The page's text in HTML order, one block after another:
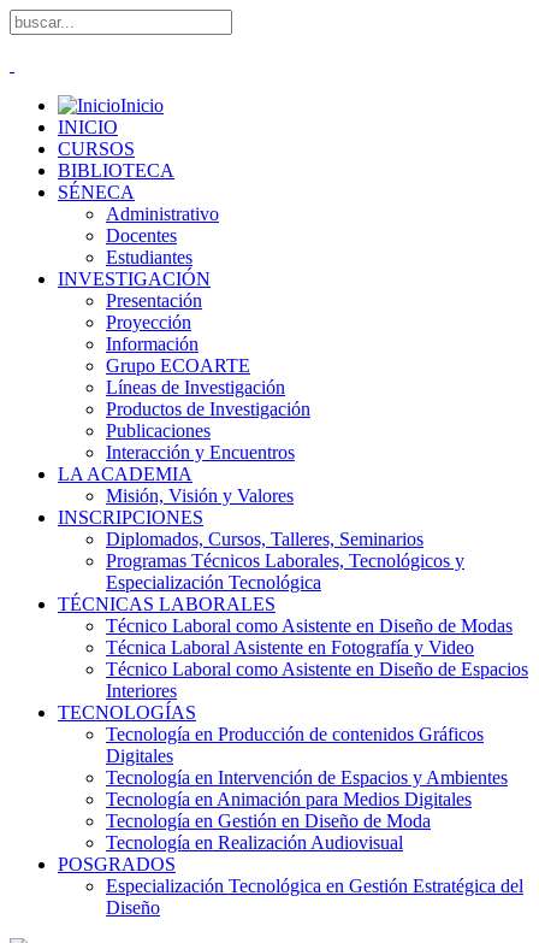
Inicio
INICIO
CURSOS
BIBLIOTECA
SÉNECA
Administrativo
Docentes
Estudiantes
INVESTIGACIÓN
Presentación
Proyección
Información
Grupo ECOARTE
Líneas de Investigación
Productos de Investigación
Publicaciones
Interacción y Encuentros
LA ACADEMIA
Misión, Visión y Valores
INSCRIPCIONES
Diplomados, Cursos, Talleres, Seminarios
Programas Técnicos Laborales, Tecnológicos y
Especialización Tecnológica
TÉCNICAS LABORALES
Técnico Laboral como Asistente en Diseño de Modas
Técnica Laboral Asistente en Fotografía y Video
Técnico Laboral como Asistente en Diseño de Espacios
Interiores
TECNOLOGÍAS
Tecnología en Producción de contenidos Gráficos
Digitales
Tecnología en Intervención de Espacios y Ambientes
Tecnología en Animación para Medios Digitales
Tecnología en Gestión en Diseño de Moda
Tecnología en Realización Audiovisual
POSGRADOS
Especialización Tecnológica en Gestión Estratégica del
Diseño